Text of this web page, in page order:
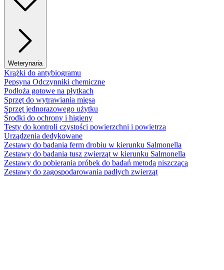
Weterynaria
Krążki do antybiogramu
Pepsyna Odczynniki chemiczne
Podłoża gotowe na płytkach
Sprzęt do wytrawiania mięsa
Sprzęt jednorazowego użytku
Środki do ochrony i higieny
Testy do kontroli czystości powierzchni i powietrza
Urządzenia dedykowane
Zestawy do badania ferm drobiu w kierunku Salmonella
Zestawy do badania tusz zwierząt w kierunku Salmonella
Zestawy do pobierania próbek do badań metodą niszczącą
Zestawy do zagospodarowania padłych zwierząt